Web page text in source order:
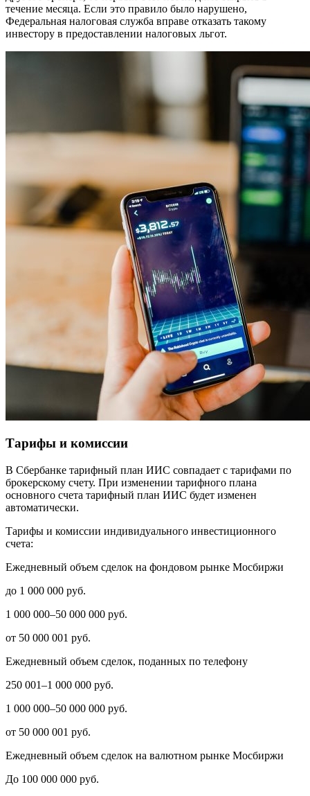
течение месяца. Если это правило было нарушено,
Федеральная налоговая служба вправе отказать такому
инвестору в предоставлении налоговых льгот.
Тарифы и комиссии
В Сбербанке тарифный план ИИС совпадает с тарифами по
брокерскому счету. При изменении тарифного плана
основного счета тарифный план ИИС будет изменен
автоматически.
Тарифы и комиссии индивидуального инвестиционного
счета:
Ежедневный объем сделок на фондовом рынке Мосбиржи
до 1 000 000 руб.
1 000 000–50 000 000 руб.
от 50 000 001 руб.
Ежедневный объем сделок, поданных по телефону
250 001–1 000 000 руб.
1 000 000–50 000 000 руб.
от 50 000 001 руб.
Ежедневный объем сделок на валютном рынке Мосбиржи
До 100 000 000 руб.